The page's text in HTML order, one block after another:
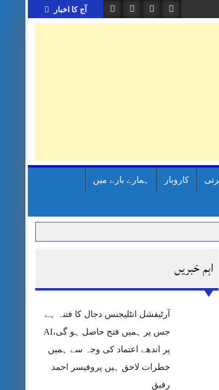
آج کا اخبار
کاروبار ہمارے بارے میں
پر قربان
اہم خبریں
آرٹیفشل انٹلیجنس دجال کا فتنہ ہے
جس پر ہمیں فتح حاصل ہو گی،AI
پر اندھے اعتماد کی وجہ سے ہمیں
خطرات لاحق ہیں پروفیسر احمد
رفیق